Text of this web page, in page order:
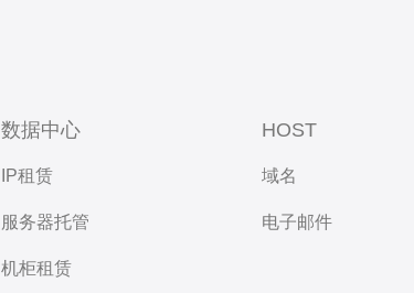
数据中心
IP租赁
服务器托管
机柜租赁
HOST
域名
电子邮件